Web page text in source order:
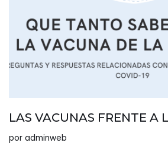
LAS VACUNAS FRENTE A
por adminweb